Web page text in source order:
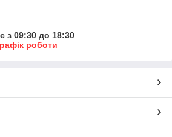
з 09:30 до 18:30
роботи